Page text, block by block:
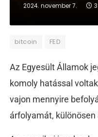
2024. november 7.
bitcoin FED
Az Egyesült Államok
komoly hatással
vajon mennyire
árfolyamát, különösen